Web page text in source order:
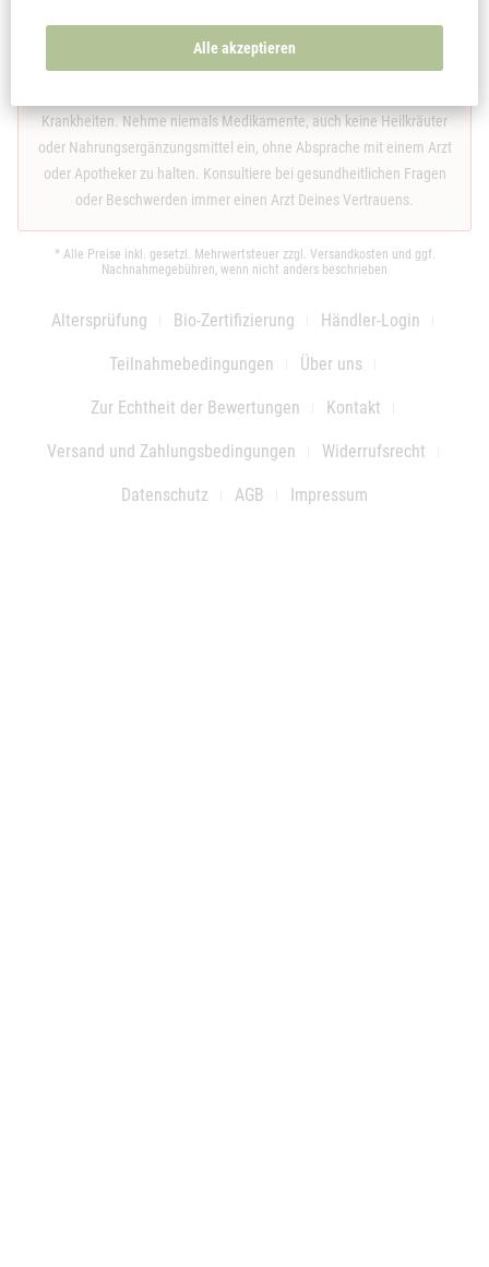
in keinster Weise die fachliche Beratung durch einen Arzt oder
Apotheker. Sie dienen nicht als Grundlage zur eigenständigen
Krankheiten. Nehme niemals Medikamente, auch keine Heilkräuter
oder Nahrungsergänzungsmittel ein, ohne Absprache mit einem Arzt
oder Apotheker zu halten. Konsultiere bei gesundheitlichen Fragen
oder Beschwerden immer einen Arzt Deines Vertrauens.
* Alle Preise inkl. gesetzl. Mehrwertsteuer zzgl. Versandkosten und ggf.
Nachnahmegebühren, wenn nicht anders beschrieben
Altersprüfung Bio-Zertifizierung Händler-Login
Teilnahmebedingungen Über uns
Zur Echtheit der Bewertungen Kontakt
Versand und Zahlungsbedingungen Widerrufsrecht
Datenschutz AGB Impressum
Alle akzeptieren